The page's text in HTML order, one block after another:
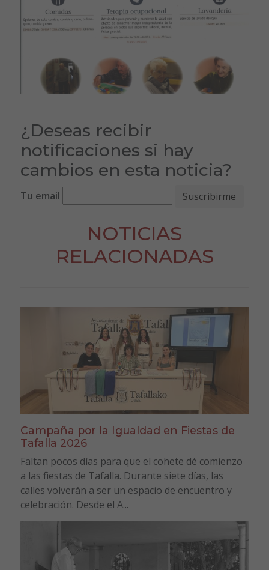
¿Deseas recibir
notificaciones si hay
cambios en esta noticia?
Tu email
NOTICIAS
RELACIONADAS
Campaña por la Igualdad en Fiestas de
Tafalla 2026
Faltan pocos días para que el cohete dé comienzo
a las fiestas de Tafalla. Durante siete días, las
calles volverán a ser un espacio de encuentro y
celebración. Desde el A...